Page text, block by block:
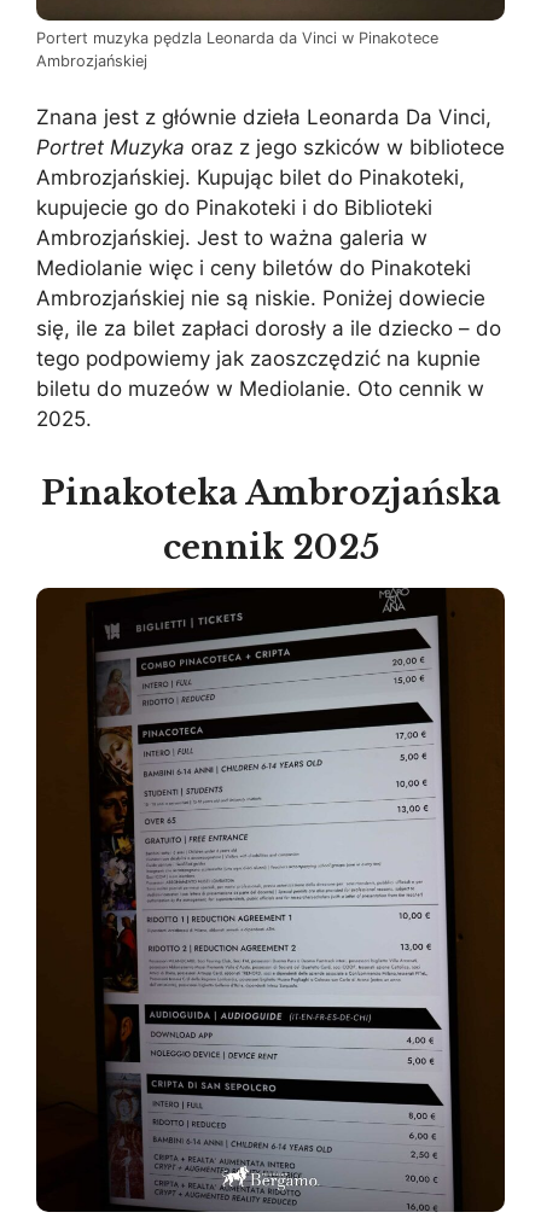
Portert muzyka pędzla Leonarda da Vinci w Pinakotece
Ambrozjańskiej
Znana jest z głównie dzieła Leonarda Da Vinci,
Portret Muzyka oraz z jego szkiców w bibliotece
Ambrozjańskiej. Kupując bilet do Pinakoteki,
kupujecie go do Pinakoteki i do Biblioteki
Ambrozjańskiej. Jest to ważna galeria w
Mediolanie więc i ceny biletów do Pinakoteki
Ambrozjańskiej nie są niskie. Poniżej dowiecie
się, ile za bilet zapłaci dorosły a ile dziecko – do
tego podpowiemy jak zaoszczędzić na kupnie
biletu do muzeów w Mediolanie. Oto cennik w
2025.
Pinakoteka Ambrozjańska
cennik 2025